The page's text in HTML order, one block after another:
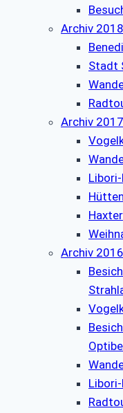
Archiv 2018
Stadt
Archiv 2017
Archiv 2016